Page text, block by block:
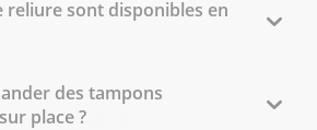
reliure sont disponibles en
des tampons
place ?